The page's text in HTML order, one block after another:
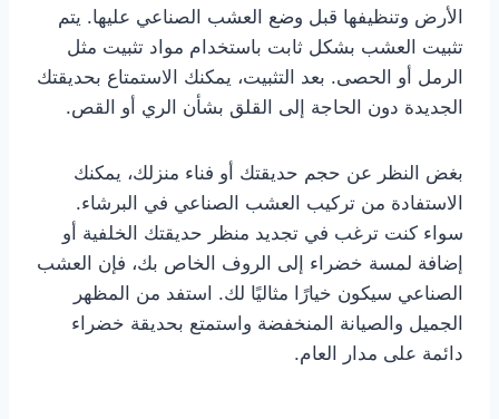
الأرض وتنظيفها قبل وضع العشب الصناعي عليها. يتم
تثبيت العشب بشكل ثابت باستخدام مواد تثبيت مثل
الرمل أو الحصى. بعد التثبيت، يمكنك الاستمتاع بحديقتك
الجديدة دون الحاجة إلى القلق بشأن الري أو القص.
بغض النظر عن حجم حديقتك أو فناء منزلك، يمكنك
الاستفادة من تركيب العشب الصناعي في البرشاء.
سواء كنت ترغب في تجديد منظر حديقتك الخلفية أو
إضافة لمسة خضراء إلى الروف الخاص بك، فإن العشب
الصناعي سيكون خيارًا مثاليًا لك. استفد من المظهر
الجميل والصيانة المنخفضة واستمتع بحديقة خضراء
دائمة على مدار العام.